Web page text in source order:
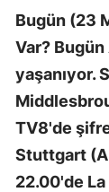
Bugün (23
Var?
yaşanıyor.
TV8'de
Stuttgart
22.00'de